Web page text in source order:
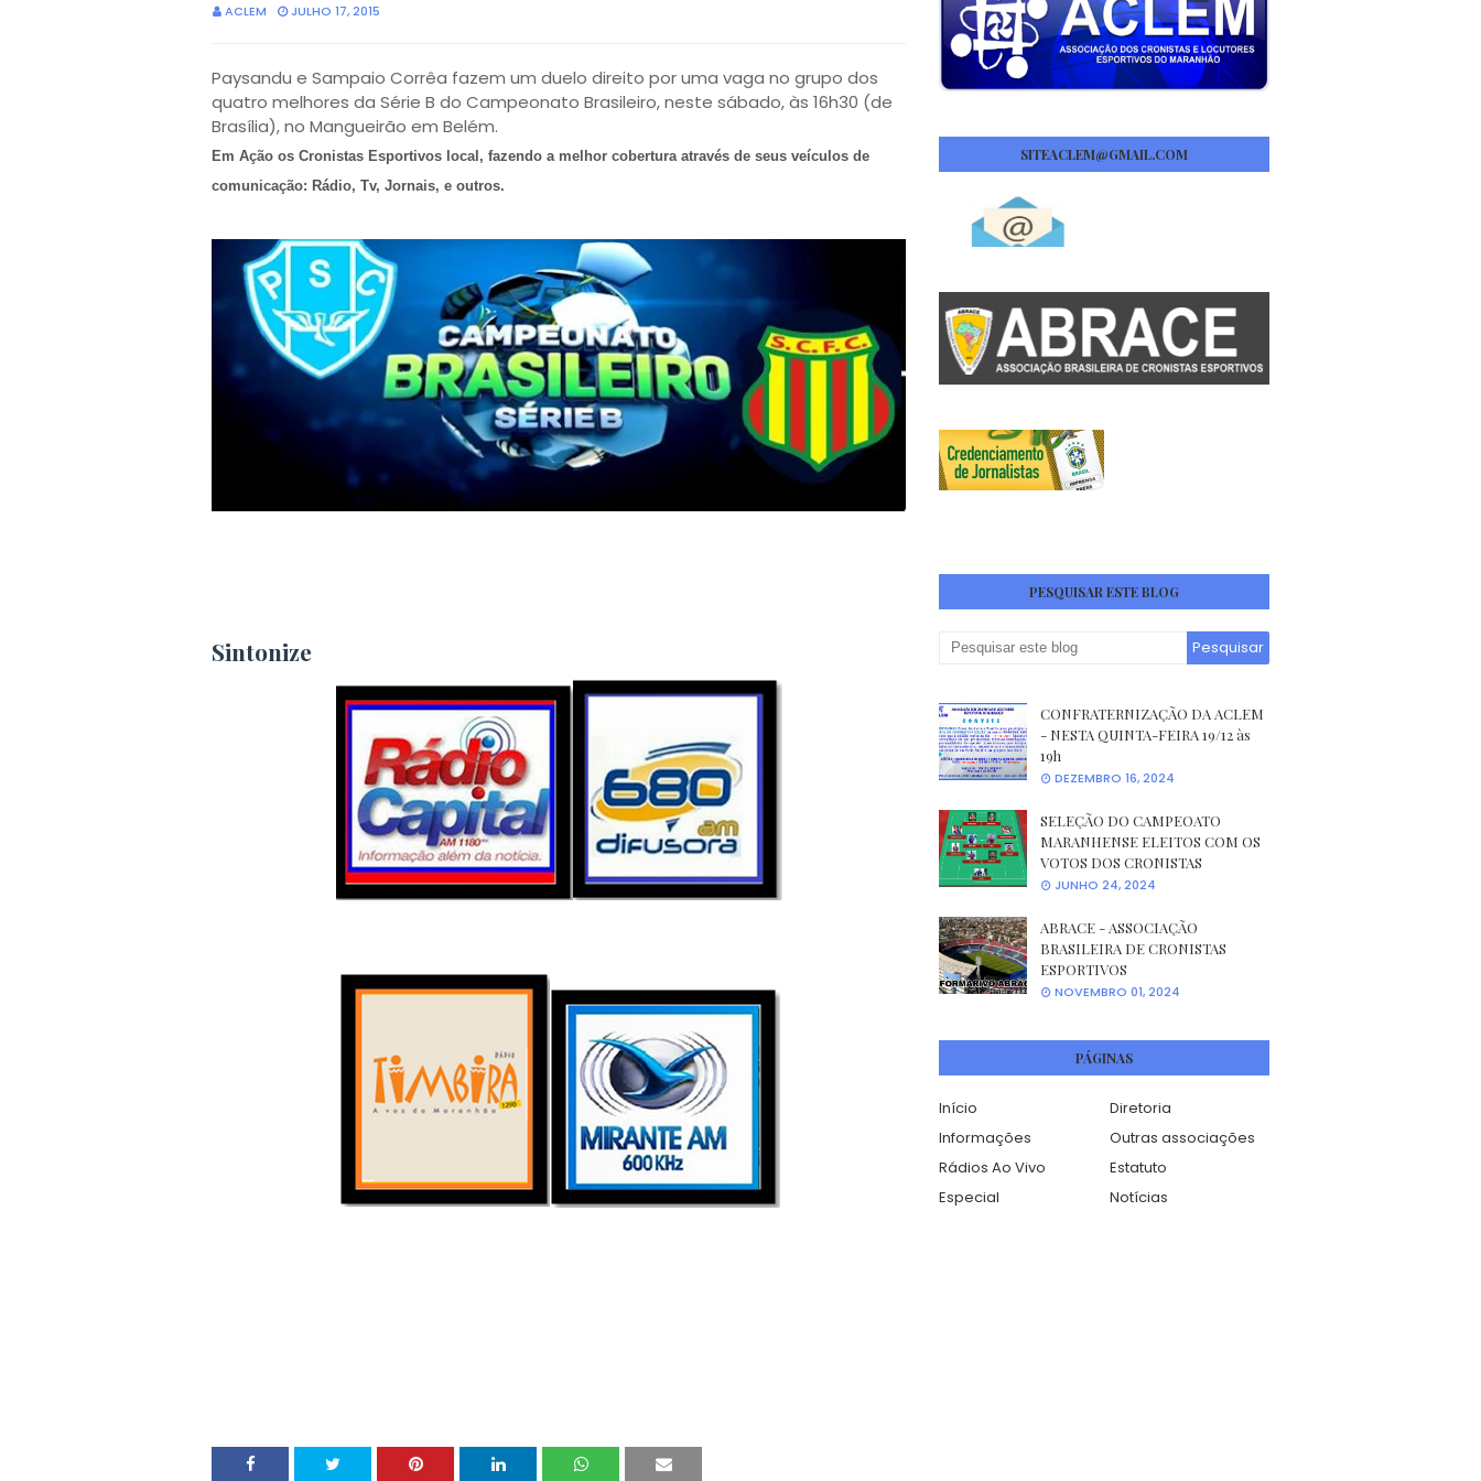
ACLEM JULHO 17, 2015
Paysandu e Sampaio Corrêa fazem um duelo direito por uma vaga no grupo dos
quatro melhores da Série B do Campeonato Brasileiro, neste sábado, às 16h30 (de
Brasília), no Mangueirão em Belém.
Em Ação os Cronistas Esportivos local, fazendo a melhor cobertura através de seus veículos de
comunicação: Rádio, Tv, Jornais, e outros.
Sintonize
SITEACLEM@GMAIL.COM
PESQUISAR ESTE BLOG
CONFRATERNIZAÇÃO DA ACLEM
- NESTA QUINTA-FEIRA 19/12 às
19h
DEZEMBRO 16, 2024
SELEÇÃO DO CAMPEOATO
MARANHENSE ELEITOS COM OS
VOTOS DOS CRONISTAS
JUNHO 24, 2024
ABRACE - ASSOCIAÇÃO
BRASILEIRA DE CRONISTAS
ESPORTIVOS
NOVEMBRO 01, 2024
PÁGINAS
Início
Diretoria
Informações
Outras associações
Rádios Ao Vivo
Estatuto
Especial
Notícias